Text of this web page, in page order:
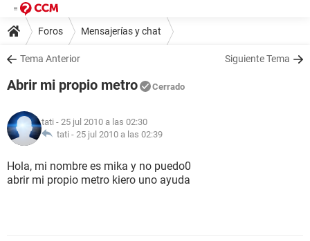
Foros Mensajerías y chat
Tema Anterior Siguiente Tema
Abrir mi propio metro Cerrado
tati - 25 jul 2010 a las 02:30
tati - 25 jul 2010 a las 02:39
Hola, mi nombre es mika y no puedo0
abrir mi propio metro kiero uno ayuda